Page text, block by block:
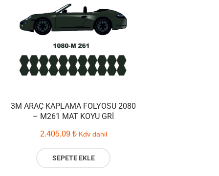
3M ARAÇ KAPLAMA FOLYOSU 2080
– M261 MAT KOYU GRI
2.405,09 ₺ Kdv dahil
SEPETE EKLE